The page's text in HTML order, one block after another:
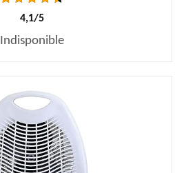
4,1/5
Indisponible